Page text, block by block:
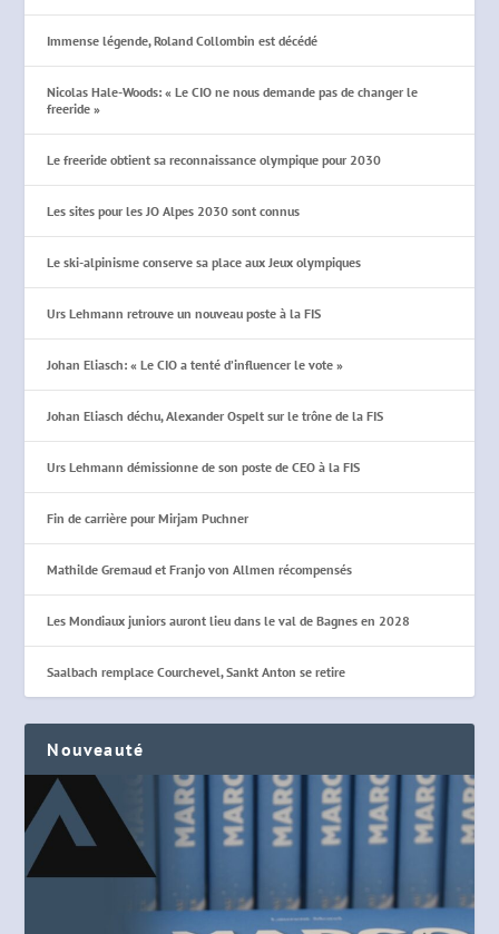
Immense légende, Roland Collombin est décédé
Nicolas Hale-Woods: « Le CIO ne nous demande pas de changer le
freeride »
Le freeride obtient sa reconnaissance olympique pour 2030
Les sites pour les JO Alpes 2030 sont connus
Le ski-alpinisme conserve sa place aux Jeux olympiques
Urs Lehmann retrouve un nouveau poste à la FIS
Johan Eliasch: « Le CIO a tenté d’influencer le vote »
Johan Eliasch déchu, Alexander Ospelt sur le trône de la FIS
Urs Lehmann démissionne de son poste de CEO à la FIS
Fin de carrière pour Mirjam Puchner
Mathilde Gremaud et Franjo von Allmen récompensés
Les Mondiaux juniors auront lieu dans le val de Bagnes en 2028
Saalbach remplace Courchevel, Sankt Anton se retire
Nouveauté